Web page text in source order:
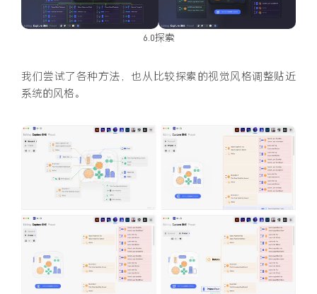
6.0探索
我们尝试了各种方法，也从比较探索的视觉风格调整贴近
系统的风格。